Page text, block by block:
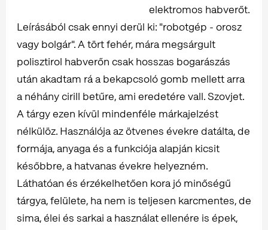
elektromos habverőt.
Leírásából csak ennyi derül ki: "robotgép - orosz
vagy bolgár". A tört fehér, mára megsárgult
polisztirol habverőn csak hosszas bogarászás
után akadtam rá a bekapcsoló gomb mellett arra
a néhány cirill betűre, ami eredetére vall. Szovjet.
A tárgy ezen kívül mindenféle márkajelzést
nélkülöz. Használója az ötvenes évekre datálta, de
formája, anyaga és a funkciója alapján kicsit
későbbre, a hatvanas évekre helyezném.
Láthatóan és érzékelhetően kora jó minőségű
tárgya, felülete, ha nem is teljesen karcmentes, de
sima, élei és sarkai a használat ellenére is épek,